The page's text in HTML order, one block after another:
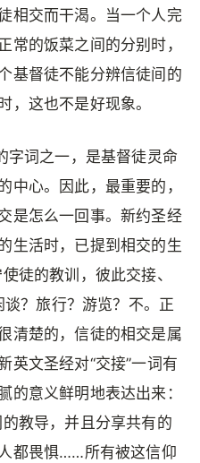
相交而干渴。当一个人完
常的饭菜之间的分别时，
基督徒不能分辨信徒间的
，这也不是好现象。
字词之一，是基督徒灵命
中心。因此，最重要的，
是怎么一回事。新约圣经
生活时，已提到相交的生
徒的教训，彼此交接、
？旅行？游览？不。正
清楚的，信徒的相交是属
英文圣经对“交接”一词有
的意义鲜明地表达出来：
教导，并且分享共有的
都畏惧……所有被这信仰